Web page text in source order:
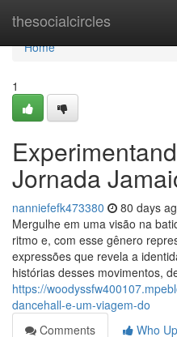
thesocialcircles
Home
Home
1
Jornada
nanniefefk473380 80 days
Mergulhe em uma visão na
ritmo e, com esse gênero
expressões que revela a
histórias desses movimentos,
https://
dancehall-e-um-viagem-do
Comments
Who